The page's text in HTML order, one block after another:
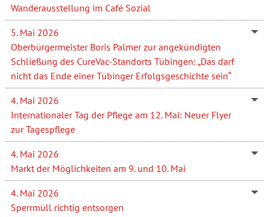
Wanderausstellung im Café Sozial
5. Mai 2026
Oberbürgermeister Boris Palmer zur angekündigten
Schließung des CureVac-Standorts Tübingen: „Das darf
nicht das Ende einer Tübinger Erfolgsgeschichte sein“
4. Mai 2026
Internationaler Tag der Pflege am 12. Mai: Neuer Flyer
zur Tagespflege
4. Mai 2026
Markt der Möglichkeiten am 9. und 10. Mai
4. Mai 2026
Sperrmüll richtig entsorgen